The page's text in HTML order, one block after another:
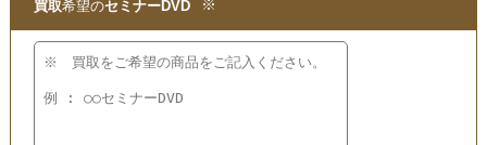
2.申し込みをして
3.発送するだけ!!
買取の段ボール箱もプレゼント!